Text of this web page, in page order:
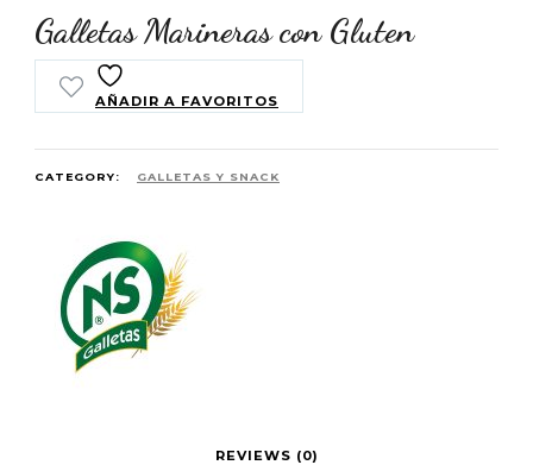
Galletas Marineras con Gluten
AÑADIR A FAVORITOS
CATEGORY: GALLETAS Y SNACK
REVIEWS (0)